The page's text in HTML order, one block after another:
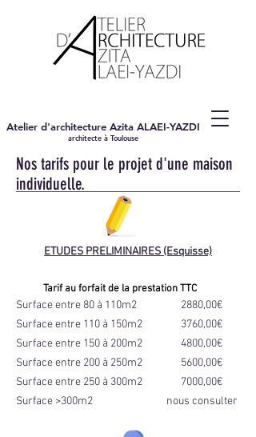
Atelier d'architecture Azita ALAEI-YAZDI
architecte à Toulouse
Nos tarifs pour le projet d'une maison
individuelle.
ETUDES PRELIMINAIRES (Esquisse)
Tarif au forfait de la prestation TTC
Surface entre 80 à 110m2
Surface entre 110 à 150m2
Surface entre 150 à 200m2
Surface entre 200 à 250m2
Surface entre 250 à 300m2
Surface >300m2
2880,00€
3760,00€
4800,00€
5600,00€
7000,00€
nous consulter